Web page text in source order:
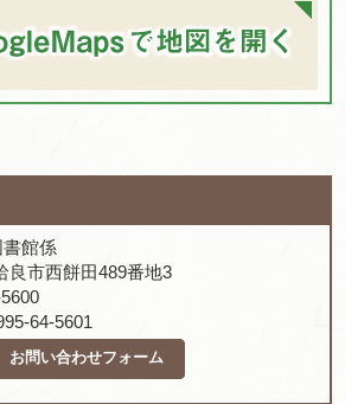
館係
良市西餅田489番地3
64-5601
お問い合わせフォーム